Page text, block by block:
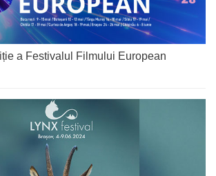
a Festivalul Filmului European